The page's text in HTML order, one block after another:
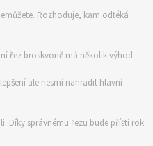
Rozhoduje, kam odtéká
řez broskvoně má několik výhod
ale nesmí nahradit hlavní
Díky správnému řezu bude příští rok